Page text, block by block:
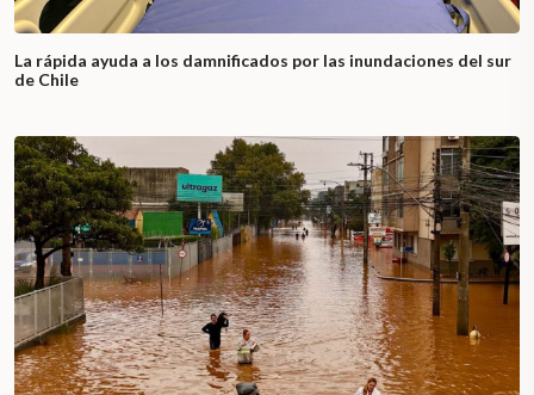
La rápida ayuda a los damnificados por las inundaciones del sur
de Chile